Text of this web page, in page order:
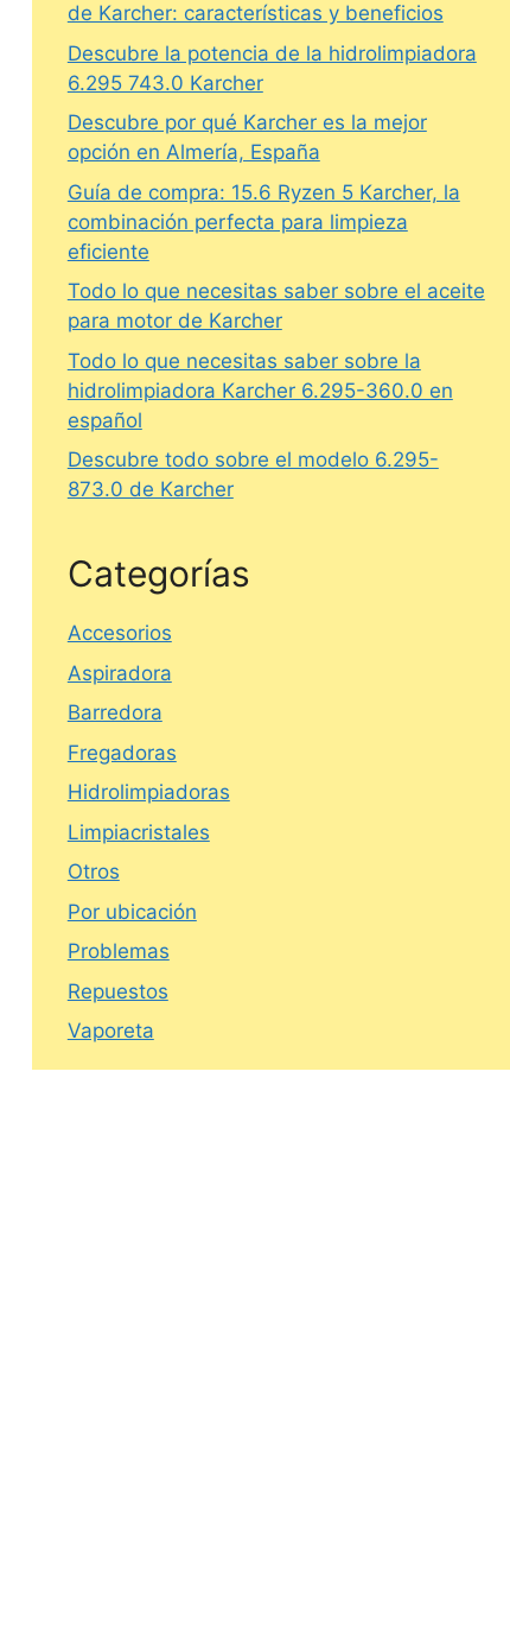
de Karcher: características y beneficios
Descubre la potencia de la hidrolimpiadora
6.295 743.0 Karcher
Descubre por qué Karcher es la mejor
opción en Almería, España
Guía de compra: 15.6 Ryzen 5 Karcher, la
combinación perfecta para limpieza
eficiente
Todo lo que necesitas saber sobre el aceite
para motor de Karcher
Todo lo que necesitas saber sobre la
hidrolimpiadora Karcher 6.295-360.0 en
español
Descubre todo sobre el modelo 6.295-
873.0 de Karcher
Categorías
Accesorios
Aspiradora
Barredora
Fregadoras
Hidrolimpiadoras
Limpiacristales
Otros
Por ubicación
Problemas
Repuestos
Vaporeta